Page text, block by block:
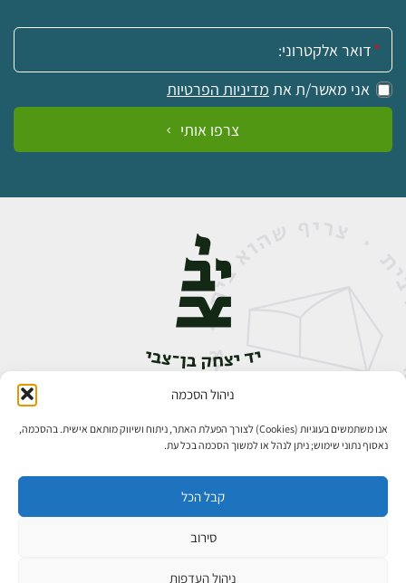
ניהול הסכמה
אנו משתמשים בעוגיות (Cookies) לצורך הפעלת האתר, ניתוח ושיווק מותאם אישית. בהסכמה,
נאסוף נתוני שימוש; ניתן לנהל או למשוך הסכמה בכל עת.
קבל הכל
סירוב
ניהול העדפות
אימייל:
אני מאשר/ת את מדיניות הפרטיות
צרפו אותי
אבן גבירול 14, רחביה, ירושלים
פיתוח אתרים